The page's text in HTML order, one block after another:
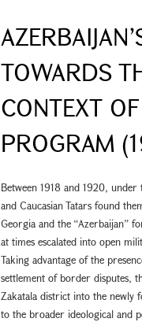
TOWARDS
CONTEXT
PROGRAM
Between 1918 and 1920,
and Caucasian Tatars found
Georgia and the “Azerbaijan”
at times escalated into open
Taking advantage of the
settlement of border disputes,
Zakatala district into the newly
to the broader ideological and